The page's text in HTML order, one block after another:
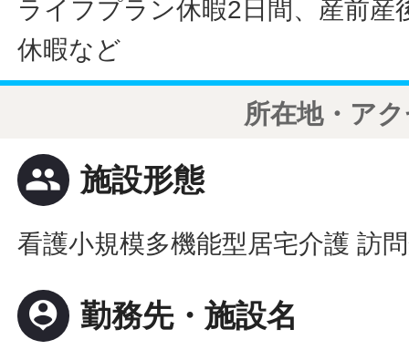
ライフプラン休暇2日間、産前産
休暇など
所在地・ア
people 施設形態
看護小規模多機能型居宅介護 訪
person_pin 勤務先・施設名